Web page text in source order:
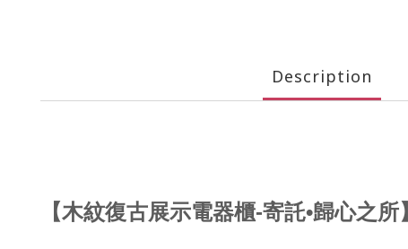
Description
【木紋復古展示電器櫃-寄託•歸心之所】